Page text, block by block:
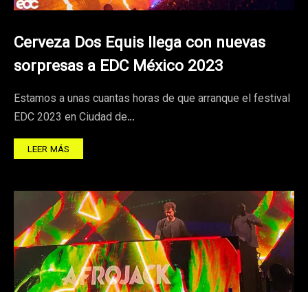
Cerveza Dos Equis llega con nuevas
sorpresas a EDC México 2023
Estamos a unas cuantas horas de que arranque el festival
EDC 2023 en Ciudad de…
LEER MÁS